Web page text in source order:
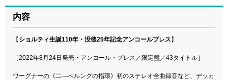
内容
【ショルティ生誕110年・没後25年記念アンコールプレス】
［2022年8月24日発売・アンコール・プレス／限定盤／43タイトル］
ワーグナーの《二―ベルングの指環》初のステレオ全曲録音など、デッカ